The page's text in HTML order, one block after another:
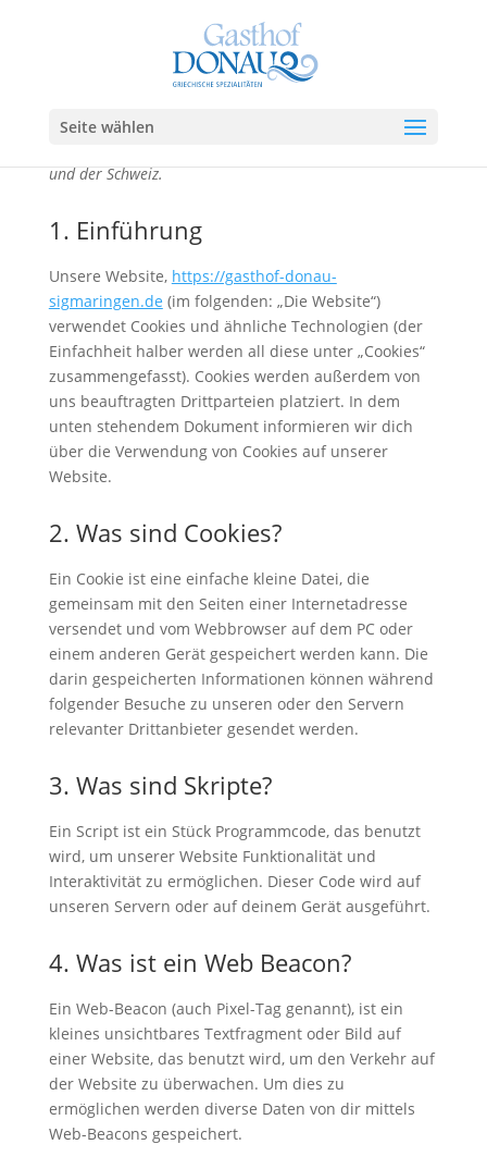
Seite wählen
2021 aktualisiert und gilt für Bürger und Einwohner mit
und der Schweiz.
1. Einführung
Unsere Website, https://gasthof-donau-
sigmaringen.de (im folgenden: „Die Website“)
verwendet Cookies und ähnliche Technologien (der
Einfachheit halber werden all diese unter „Cookies“
zusammengefasst). Cookies werden außerdem von
uns beauftragten Drittparteien platziert. In dem
unten stehendem Dokument informieren wir dich
über die Verwendung von Cookies auf unserer
Website.
2. Was sind Cookies?
Ein Cookie ist eine einfache kleine Datei, die
gemeinsam mit den Seiten einer Internetadresse
versendet und vom Webbrowser auf dem PC oder
einem anderen Gerät gespeichert werden kann. Die
darin gespeicherten Informationen können während
folgender Besuche zu unseren oder den Servern
relevanter Drittanbieter gesendet werden.
3. Was sind Skripte?
Ein Script ist ein Stück Programmcode, das benutzt
wird, um unserer Website Funktionalität und
Interaktivität zu ermöglichen. Dieser Code wird auf
unseren Servern oder auf deinem Gerät ausgeführt.
4. Was ist ein Web Beacon?
Ein Web-Beacon (auch Pixel-Tag genannt), ist ein
kleines unsichtbares Textfragment oder Bild auf
einer Website, das benutzt wird, um den Verkehr auf
der Website zu überwachen. Um dies zu
ermöglichen werden diverse Daten von dir mittels
Web-Beacons gespeichert.